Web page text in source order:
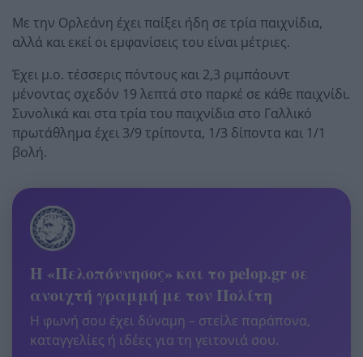
Με την Ορλεάνη έχει παίξει ήδη σε τρία παιχνίδια,
αλλά και εκεί οι εμφανίσεις του είναι μέτριες.
Έχει μ.ο. τέσσερις πόντους και 2,3 ριμπάουντ
μένοντας σχεδόν 19 λεπτά στο παρκέ σε κάθε παιχνίδι.
Συνολικά και στα τρία του παιχνίδια στο Γαλλικό
πρωτάθλημα έχει 3/9 τρίποντα, 1/3 δίποντα και 1/1
βολή.
Η «Πελοπόννησος» και το pelop.gr σε
ανοιχτή γραμμή με τον Πολίτη
Η φωνή σου έχει δύναμη – στείλε παράπονα,
καταγγελίες ή ιδέες για τη γειτονιά σου.